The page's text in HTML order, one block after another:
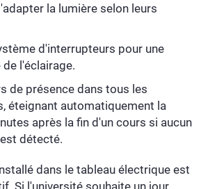
la lumière selon leurs
d'interrupteurs pour une
l'éclairage.
de présence dans tous les
éteignant automatiquement la
après la fin d'un cours si aucun
détecté.
dans le tableau électrique est